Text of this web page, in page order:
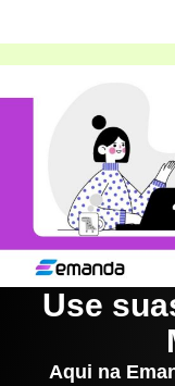
Use
Aqui na